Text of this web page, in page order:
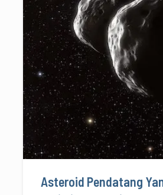
Asteroid Pendatang